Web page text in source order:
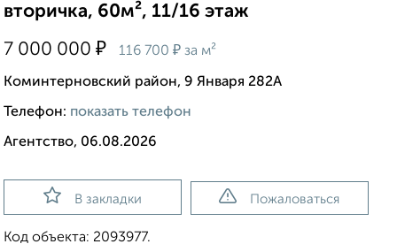
вторичка, 60м², 11/16 этаж
7 000 000 ₽ 116 700 ₽ за м²
Коминтерновский район, 9 Января 282А
Телефон: показать телефон
Агентство, 06.08.2026
В закладки Пожаловаться
Код объекта: 2093977.